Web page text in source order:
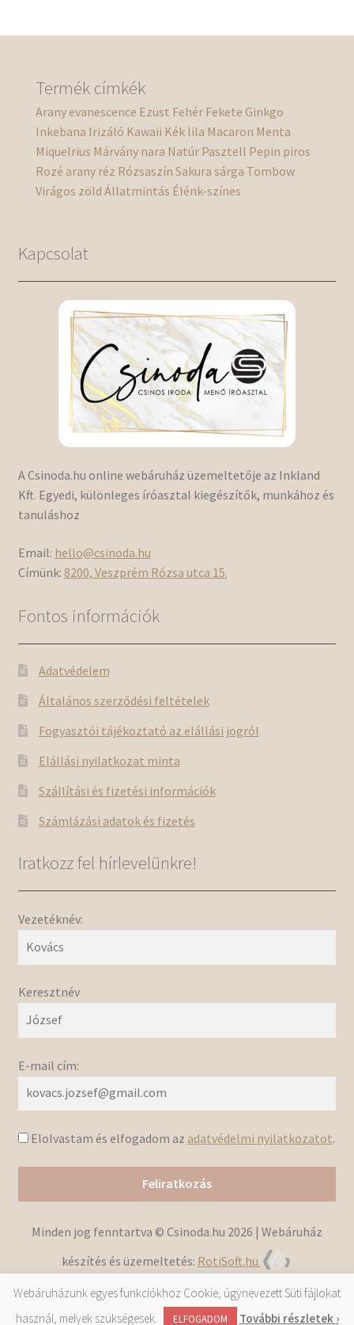
Termék címkék
Arany evanescence Ezüst Fehér Fekete Ginkgo
Inkebana Irizáló Kawaii Kék lila Macaron Menta
Miquelrius Márvány nara Natúr Pasztell Pepin piros
Rozé arany réz Rózsaszín Sakura sárga Tombow
Virágos zöld Állatmintás Élénk-színes
Kapcsolat
A Csinoda.hu online webáruház üzemeltetője az Inkland
Kft. Egyedi, különleges íróasztal kiegészítők, munkához és
tanuláshoz
Email: hello@csinoda.hu
Címünk: 8200, Veszprém Rózsa utca 15.
Fontos információk
Adatvédelem
Általános szerződési feltételek
Fogyasztói tájékoztató az elállási jogról
Elállási nyilatkozat minta
Szállítási és fizetési információk
Számlázási adatok és fizetés
Iratkozz fel hírlevelünkre!
Vezetéknév:
Keresztnév
E-mail cím:
Elolvastam és elfogadom az adatvédelmi nyilatkozatot.
Minden jog fenntartva © Csinoda.hu 2026 | Webáruház
készítés és üzemeltetés: RotiSoft.hu
0
Webáruházunk egyes funkciókhoz Cookie, úgynevezett Süti fájlokat
használ, melyek szükségesek.
ELFOGADOM További részletek ›